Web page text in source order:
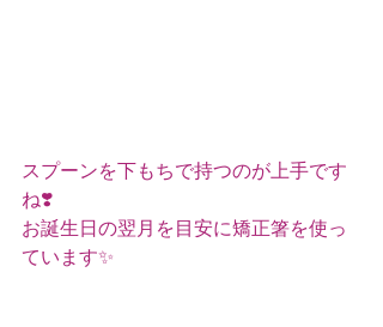
スプーンを下もちで持つのが上手です
ね❣️
お誕生日の翌月を目安に矯正箸を使っ
ています✨